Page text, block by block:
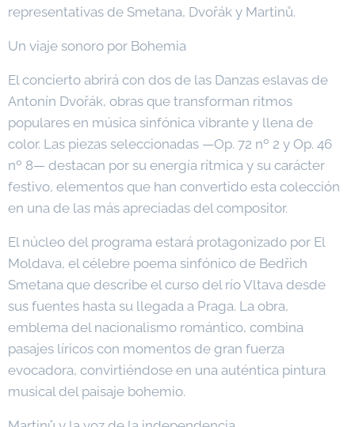
representativas de Smetana, Dvořák y Martinů.
Un viaje sonoro por Bohemia
El concierto abrirá con dos de las Danzas eslavas de
Antonín Dvořák, obras que transforman ritmos
populares en música sinfónica vibrante y llena de
color. Las piezas seleccionadas —Op. 72 nº 2 y Op. 46
nº 8— destacan por su energía rítmica y su carácter
festivo, elementos que han convertido esta colección
en una de las más apreciadas del compositor.
El núcleo del programa estará protagonizado por El
Moldava, el célebre poema sinfónico de Bedřich
Smetana que describe el curso del río Vltava desde
sus fuentes hasta su llegada a Praga. La obra,
emblema del nacionalismo romántico, combina
pasajes líricos con momentos de gran fuerza
evocadora, convirtiéndose en una auténtica pintura
musical del paisaje bohemio.